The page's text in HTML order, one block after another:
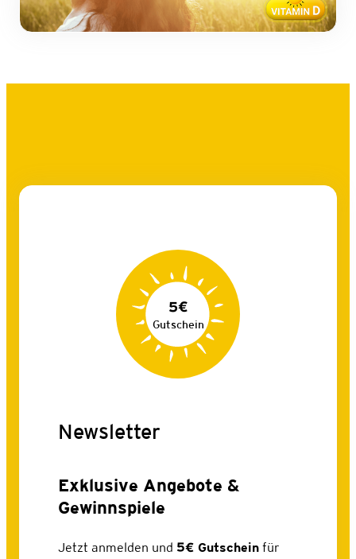
5€
Gutschein
Newsletter
Exklusive Angebote &
Gewinnspiele
Jetzt anmelden und 5€ Gutschein für